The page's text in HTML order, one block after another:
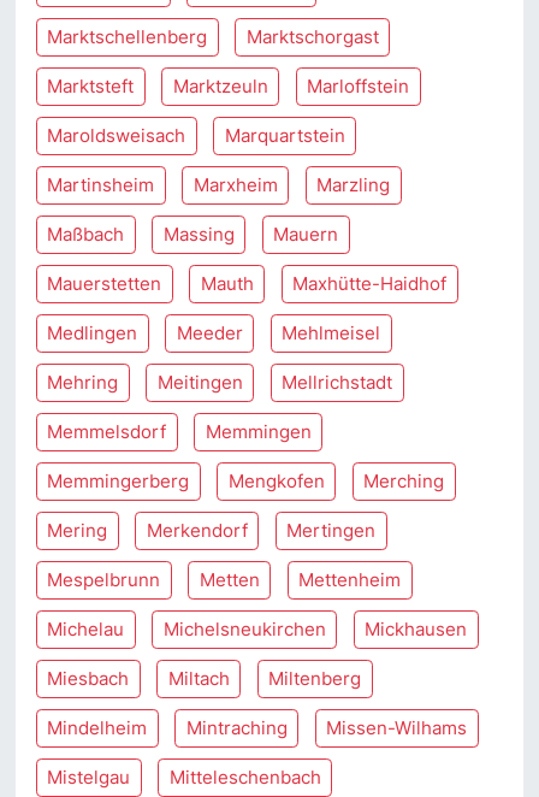
Marktschellenberg Marktschorgast
Marktsteft Marktzeuln Marloffstein
Maroldsweisach Marquartstein
Martinsheim Marxheim Marzling
Maßbach Massing Mauern
Mauerstetten Mauth Maxhütte-Haidhof
Medlingen Meeder Mehlmeisel
Mehring Meitingen Mellrichstadt
Memmelsdorf Memmingen
Memmingerberg Mengkofen Merching
Mering Merkendorf Mertingen
Mespelbrunn Metten Mettenheim
Michelau Michelsneukirchen Mickhausen
Miesbach Miltach Miltenberg
Mindelheim Mintraching Missen-Wilhams
Mistelgau Mitteleschenbach